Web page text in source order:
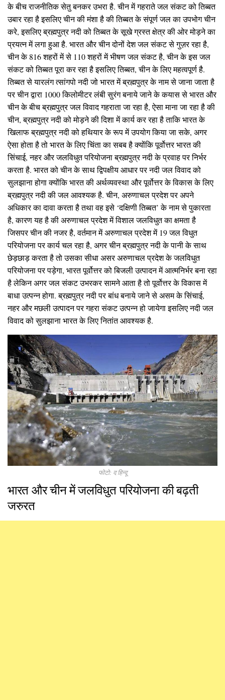
के बीच राजनीतिक सेतु बनकर उभरा है. चीन में गहराते जल संकट को तिब्बत
उबार रहा है इसलिए चीन की मंशा है की तिब्बत के संपूर्ण जल का उपभोग चीन
करे, इसलिए ब्रह्मपुत्र नदी को तिब्बत के सूखे ग्रस्त क्षेत्र की ओर मोड़ने का
प्रयत्न में लगा हुआ है. भारत और चीन दोनों देश जल संकट से गुज़र रहा है,
चीन के 816 शहरों में से 110 शहरों में भीषण जल संकट है, चीन के इस जल
संकट को तिब्बत पूरा कर रहा है इसलिए तिब्बत, चीन के लिए महत्वपूर्ण है.
तिब्बत से यारलंग त्सांगपो नदी जो भारत में ब्रह्मपुत्र के नाम से जाना जाता है
पर चीन द्वारा 1000 किलोमीटर लंबी सुरंग बनाये जाने के कयास से भारत और
चीन के बीच ब्रह्मपुत्र जल विवाद गहराता जा रहा है, ऐसा माना जा रहा है की
चीन, ब्रह्मपुत्र नदी को मोड़ने की दिशा में कार्य कर रहा है ताकि भारत के
खिलाफ ब्रह्मपुत्र नदी को हथियार के रूप में उपयोग किया जा सके, अगर
ऐसा होता है तो भारत के लिए चिंता का सबब है क्योंकि पूर्वोत्तर भारत की
सिंचाई, नहर और जलविधुत परियोजना ब्रह्मपुत्र नदी के प्रवाह पर निर्भर
करता है. भारत को चीन के साथ द्विपक्षीय आधार पर नदी जल विवाद को
सुलझाना होगा क्योंकि भारत की अर्थव्यवस्था और पूर्वोत्तर के विकास के लिए
ब्रह्मपुत्र नदी की जल आवश्यक है. चीन, अरुणाचल प्रदेश पर अपने
अधिकार का दावा करता है तथा वह इसे ‘दक्षिणी तिब्बत’ के नाम से पुकारता
है, कारण यह है की अरुणाचल प्रदेश में विशाल जलविधुत का क्षमता है
जिसपर चीन की नजर है, वर्तमान में अरुणाचल प्रदेश में 19 जल विधुत
परियोजना पर कार्य चल रहा है, अगर चीन ब्रह्मपुत्र नदी के पानी के साथ
छेड़छाड़ करता है तो उसका सीधा असर अरुणाचल प्रदेश के जलविधुत
परियोजना पर पड़ेगा, भारत पूर्वोत्तर को बिजली उत्पादन में आत्मनिर्भर बना रहा
है लेकिन अगर जल संकट उभरकर सामने आता है तो पूर्वोत्तर के विकास में
बाधा उत्पन्न होगा. ब्रह्मपुत्र नदी पर बांध बनाये जाने से असम के सिंचाई,
नहर और मछली उत्पादन पर गहरा संकट उत्पन्न हो जायेगा इसलिए नदी जल
विवाद को सुलझाना भारत के लिए नितांत आवश्यक है.
फोटो: द हिन्दू
भारत और चीन में जलविधुत परियोजना की बढ़ती
जरुरत